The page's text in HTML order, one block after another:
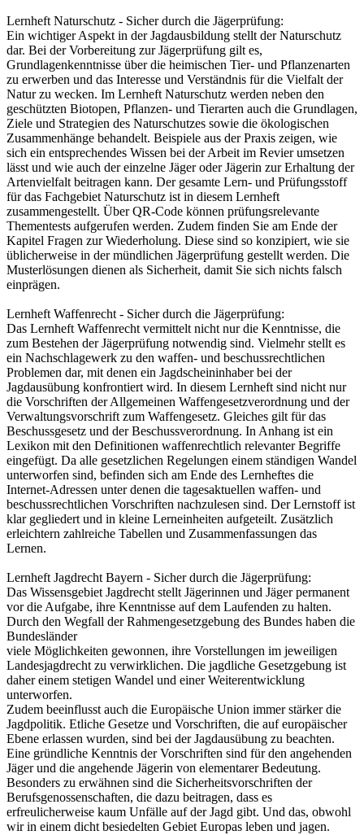
Lernheft Naturschutz - Sicher durch die Jägerprüfung:
Ein wichtiger Aspekt in der Jagdausbildung stellt der Naturschutz
dar. Bei der Vorbereitung zur Jägerprüfung gilt es,
Grundlagenkenntnisse über die heimischen Tier- und Pflanzenarten
zu erwerben und das Interesse und Verständnis für die Vielfalt der
Natur zu wecken. Im Lernheft Naturschutz werden neben den
geschützten Biotopen, Pflanzen- und Tierarten auch die Grundlagen,
Ziele und Strategien des Naturschutzes sowie die ökologischen
Zusammenhänge behandelt. Beispiele aus der Praxis zeigen, wie
sich ein entsprechendes Wissen bei der Arbeit im Revier umsetzen
lässt und wie auch der einzelne Jäger oder Jägerin zur Erhaltung der
Artenvielfalt beitragen kann. Der gesamte Lern- und Prüfungsstoff
für das Fachgebiet Naturschutz ist in diesem Lernheft
zusammengestellt. Über QR-Code können prüfungsrelevante
Thementests aufgerufen werden. Zudem finden Sie am Ende der
Kapitel Fragen zur Wiederholung. Diese sind so konzipiert, wie sie
üblicherweise in der mündlichen Jägerprüfung gestellt werden. Die
Musterlösungen dienen als Sicherheit, damit Sie sich nichts falsch
einprägen.
Lernheft Waffenrecht - Sicher durch die Jägerprüfung:
Das Lernheft Waffenrecht vermittelt nicht nur die Kenntnisse, die
zum Bestehen der Jägerprüfung notwendig sind. Vielmehr stellt es
ein Nachschlagewerk zu den waffen- und beschussrechtlichen
Problemen dar, mit denen ein Jagdscheininhaber bei der
Jagdausübung konfrontiert wird. In diesem Lernheft sind nicht nur
die Vorschriften der Allgemeinen Waffengesetzverordnung und der
Verwaltungsvorschrift zum Waffengesetz. Gleiches gilt für das
Beschussgesetz und der Beschussverordnung. In Anhang ist ein
Lexikon mit den Definitionen waffenrechtlich relevanter Begriffe
eingefügt. Da alle gesetzlichen Regelungen einem ständigen Wandel
unterworfen sind, befinden sich am Ende des Lernheftes die
Internet-Adressen unter denen die tagesaktuellen waffen- und
beschussrechtlichen Vorschriften nachzulesen sind. Der Lernstoff ist
klar gegliedert und in kleine Lerneinheiten aufgeteilt. Zusätzlich
erleichtern zahlreiche Tabellen und Zusammenfassungen das
Lernen.
Lernheft Jagdrecht Bayern - Sicher durch die Jägerprüfung:
Das Wissensgebiet Jagdrecht stellt Jägerinnen und Jäger permanent
vor die Aufgabe, ihre Kenntnisse auf dem Laufenden zu halten.
Durch den Wegfall der Rahmengesetzgebung des Bundes haben die
Bundesländer
viele Möglichkeiten gewonnen, ihre Vorstellungen im jeweiligen
Landesjagdrecht zu verwirklichen. Die jagdliche Gesetzgebung ist
daher einem stetigen Wandel und einer Weiterentwicklung
unterworfen.
Zudem beeinflusst auch die Europäische Union immer stärker die
Jagdpolitik. Etliche Gesetze und Vorschriften, die auf europäischer
Ebene erlassen wurden, sind bei der Jagdausübung zu beachten.
Eine gründliche Kenntnis der Vorschriften sind für den angehenden
Jäger und die angehende Jägerin von elementarer Bedeutung.
Besonders zu erwähnen sind die Sicherheitsvorschriften der
Berufsgenossenschaften, die dazu beitragen, dass es
erfreulicherweise kaum Unfälle auf der Jagd gibt. Und das, obwohl
wir in einem dicht besiedelten Gebiet Europas leben und jagen.